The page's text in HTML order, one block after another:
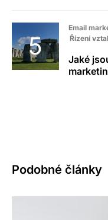
Email
Řízení
Jaké
Podobné články